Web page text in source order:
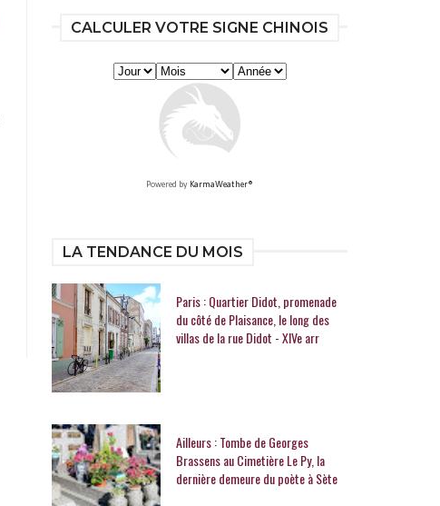
CALCULER VOTRE SIGNE CHINOIS
Powered by KarmaWeather®
LA TENDANCE DU MOIS
Paris : Quartier Didot, promenade
du côté de Plaisance, le long des
villas de la rue Didot - XIVe arr
Ailleurs : Tombe de Georges
Brassens au Cimetière Le Py, la
dernière demeure du poète à Sète